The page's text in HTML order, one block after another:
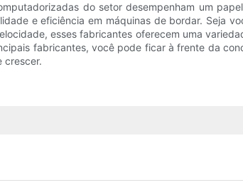
do setor desempenham um
e eficiência em máquinas de bordar. Seja
esses fabricantes oferecem uma
fabricantes, você pode ficar à frente da
crescer.